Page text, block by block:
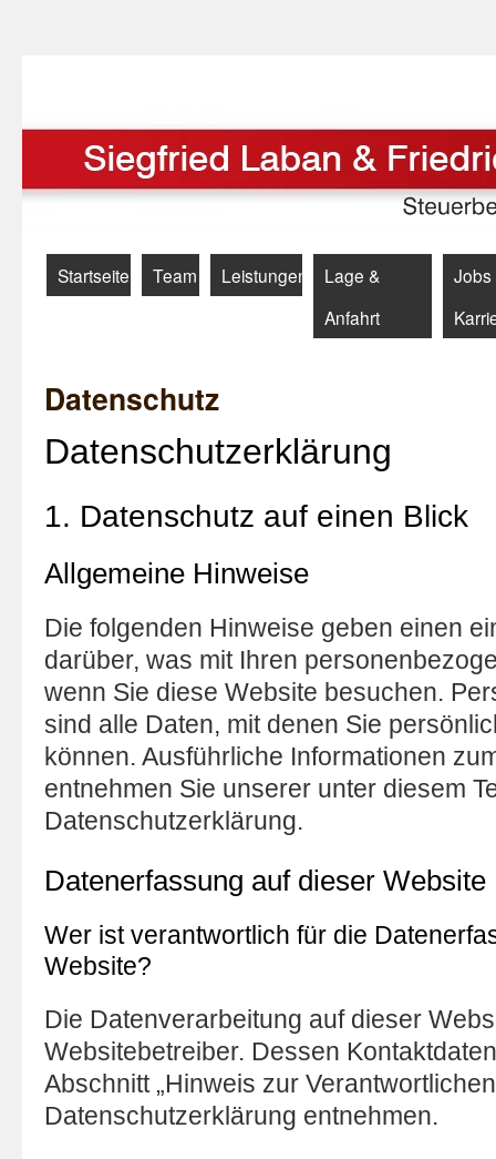
Startseite Team Leistungen
Lage &
Anfahrt
Jobs
Datenschutz
Datenschutz­erklärung
1. Datenschutz auf einen Blick
Allgemeine Hinweise
Die folgenden Hinweise geben einen
darüber, was mit Ihren
wenn Sie diese Website besuchen.
sind alle Daten, mit denen Sie
können. Ausführliche Informationen
entnehmen Sie unserer unter diesem
Datenschutzerklärung.
Datenerfassung auf dieser Website
Wer ist verantwortlich für die
Website?
Die Datenverarbeitung auf dieser
Websitebetreiber. Dessen
Abschnitt „Hinweis zur
Datenschutzerklärung entnehmen.